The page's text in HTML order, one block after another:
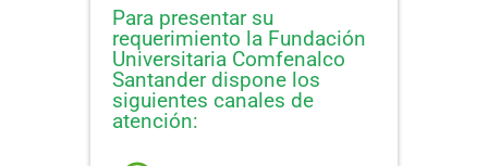
Para presentar su
requerimiento la Fundación
Universitaria Comfenalco
Santander dispone los
siguientes canales de
atención: